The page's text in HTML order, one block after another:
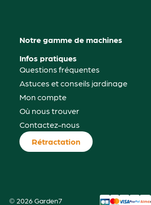
Notre gamme de machines
Infos pratiques
Questions fréquentes
Astuces et conseils jardinage
Mon compte
Où nous trouver
Contactez-nous
Rétractation
© 2026 Garden7